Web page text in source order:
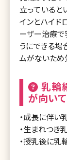
立っていると
インとハイ
ーザー治療で
うにできる場
ムがないため
乳輪
が向い
・成長に伴い
・生まれつき
・授乳後に乳